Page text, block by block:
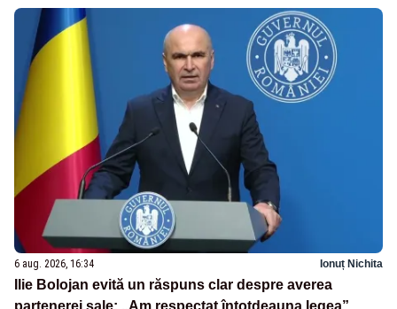
6 aug. 2026, 16:34 Ionuț Nichita
Ilie Bolojan evită un răspuns clar despre averea
partenerei sale: „Am respectat întotdeauna legea”